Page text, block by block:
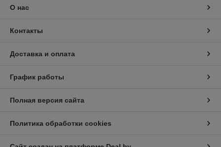
О нас
Контакты
Доставка и оплата
График работы
Полная версия сайта
Политика обработки cookies